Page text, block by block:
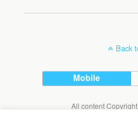
Back
Mobile
All content